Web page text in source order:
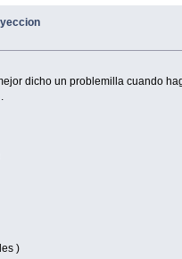
dicho un problemilla cuando
)